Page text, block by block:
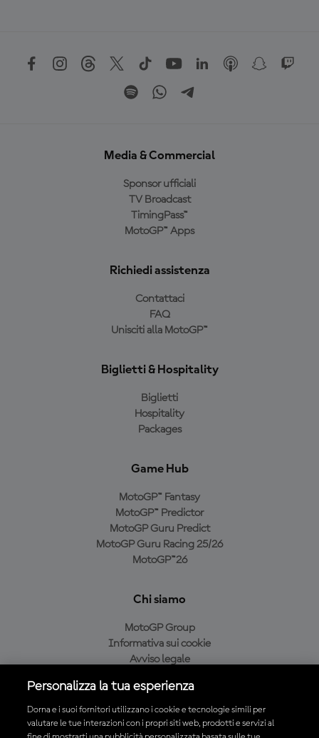
Media & Commercial
Sponsor ufficiali
TV Broadcast
TimingPass™
MotoGP™ Apps
Richiedi assistenza
Contattaci
FAQ
Unisciti alla MotoGP™
Biglietti & Hospitality
Biglietti
Hospitality
Packages
Game Hub
MotoGP™ Fantasy
MotoGP™ Predictor
MotoGP Guru Predict
MotoGP Guru Racing 25/26
MotoGP™26
Chi siamo
MotoGP Group
Informativa sui cookie
Avviso legale
Condizioni di acquisto
Personalizza la tua esperienza
Dorna e i suoi fornitori utilizzano i cookie e tecnologie simili per
valutare le tue interazioni con i propri siti web, prodotti e servizi al